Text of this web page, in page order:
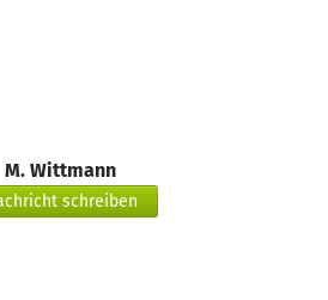
M. Wittmann
schreiben